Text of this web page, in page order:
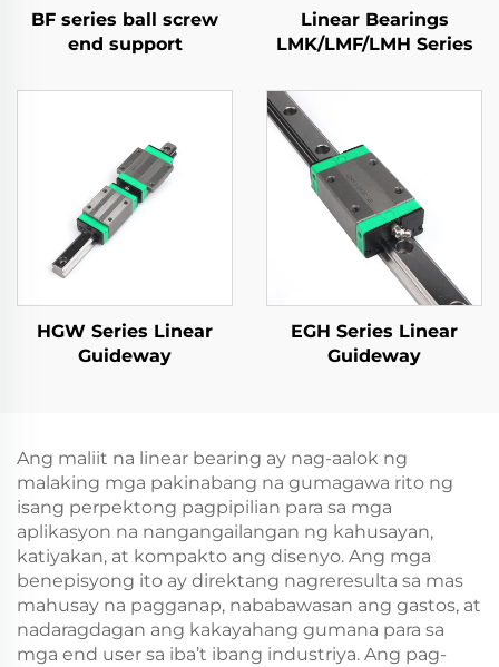
BF series ball screw
end support
Linear Bearings
LMK/LMF/LMH Series
HGW Series Linear
Guideway
EGH Series Linear
Guideway
Ang maliit na linear bearing ay nag-aalok ng
malaking mga pakinabang na gumagawa rito ng
isang perpektong pagpipilian para sa mga
aplikasyon na nangangailangan ng kahusayan,
katiyakan, at kompakto ang disenyo. Ang mga
benepisyong ito ay direktang nagreresulta sa mas
mahusay na pagganap, nababawasan ang gastos, at
nadaragdagan ang kakayahang gumana para sa
mga end user sa iba’t ibang industriya. Ang pag-